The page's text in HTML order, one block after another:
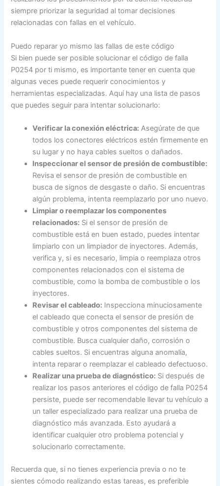
siempre priorizar la seguridad al tomar decisiones
relacionadas con fallas en el vehículo.
Puedo reparar yo mismo las fallas de este código
Si bien puede ser posible solucionar el código de falla
P0254 por ti mismo, es importante tener en cuenta que
algunas veces puede requerir conocimientos y
herramientas especializadas. Aquí hay una lista de pasos
que puedes seguir para intentar solucionarlo:
Verificar la conexión eléctrica: Asegúrate de que
todos los conectores eléctricos estén firmemente en
su lugar y no haya cables sueltos o dañados.
Inspeccionar el sensor de presión de combustible:
Revisa el sensor de presión de combustible en
busca de signos de desgaste o daño. Si encuentras
algún problema, intenta reemplazarlo por uno nuevo.
Limpiar o reemplazar los componentes
relacionados: Si el sensor de presión de
combustible está en buen estado, puedes intentar
limpiarlo con un limpiador de inyectores. Además,
verifica y, si es necesario, limpia o reemplaza otros
componentes relacionados con el sistema de
combustible, como la bomba de combustible o los
inyectores.
Revisar el cableado: Inspecciona minuciosamente
el cableado que conecta el sensor de presión de
combustible y otros componentes del sistema de
combustible. Busca cualquier daño, corrosión o
cables sueltos. Si encuentras alguna anomalía,
intenta reparar o reemplazar el cableado defectuoso.
Realizar una prueba de diagnóstico: Si después de
realizar los pasos anteriores el código de falla P0254
persiste, puede ser recomendable llevar tu vehículo a
un taller especializado para realizar una prueba de
diagnóstico más avanzada. Esto ayudará a
identificar cualquier otro problema potencial y
solucionarlo correctamente.
Recuerda que, si no tienes experiencia previa o no te
sientes cómodo realizando estas tareas, es preferible